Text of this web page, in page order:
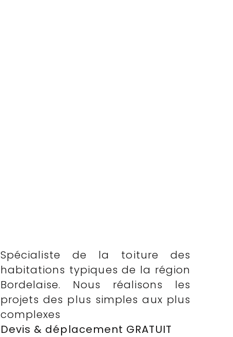
Spécialiste de la toiture des
habitations typiques de la région
Bordelaise. Nous réalisons les
projets des plus simples aux plus
complexes
Devis & déplacement GRATUIT